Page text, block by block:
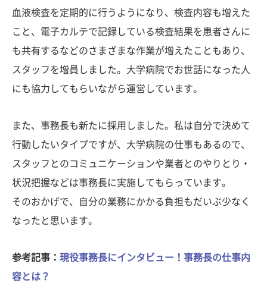
血液検査を定期的に行うようになり、検査内容も増えた
こと、電子カルテで記録している検査結果を患者さんに
も共有するなどのさまざまな作業が増えたこともあり、
スタッフを増員しました。大学病院でお世話になった人
にも協力してもらいながら運営しています。
また、事務長も新たに採用しました。私は自分で決めて
行動したいタイプですが、大学病院の仕事もあるので、
スタッフとのコミュニケーションや業者とのやりとり・
状況把握などは事務長に実施してもらっています。
そのおかげで、自分の業務にかかる負担もだいぶ少なく
なったと思います。
参考記事： 現役事務長にインタビュー！事務長の仕事内
容とは？